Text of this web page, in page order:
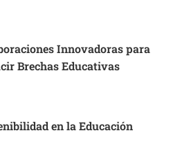
Innovadoras para
Brechas Educativas
en la Educación